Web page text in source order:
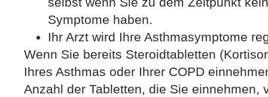
Symptome haben.
Ihr Arzt wird Ihre Asthmasymptome
Wenn Sie bereits Steroidtabletten
Ihres Asthmas oder Ihrer COPD
Anzahl der Tabletten, die Sie einnehmen,